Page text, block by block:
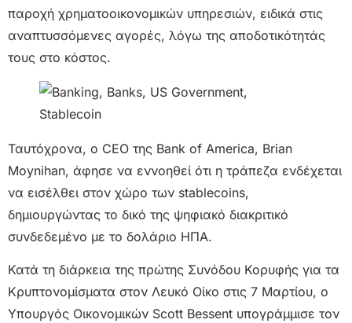
παροχή χρηματοοικονομικών υπηρεσιών, ειδικά στις
αναπτυσσόμενες αγορές, λόγω της αποδοτικότητάς
τους στο κόστος.
Ταυτόχρονα, ο CEO της Bank of America, Brian
Moynihan, άφησε να εννοηθεί ότι η τράπεζα ενδέχεται
να εισέλθει στον χώρο των stablecoins,
δημιουργώντας το δικό της ψηφιακό διακριτικό
συνδεδεμένο με το δολάριο ΗΠΑ.
Κατά τη διάρκεια της πρώτης Συνόδου Κορυφής για τα
Κρυπτονομίσματα στον Λευκό Οίκο στις 7 Μαρτίου, ο
Υπουργός Οικονομικών Scott Bessent υπογράμμισε τον